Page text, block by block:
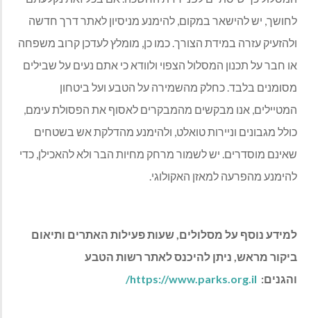
לחושך, יש להישאר במקום, להימנע מניסיון לאתר דרך חדשה
ולהזעיק עזרה במידת הצורך. כמו כן, מומלץ לעדכן קרוב משפחה
או חבר על תכנון המסלול הצפוי ולוודא כי אתם נעים על שבילים
מסומנים בלבד. כחלק מהשמירה על הטבע ועל ביטחון
המטיילים, אנו מבקשים מהמבקרים לאסוף את הפסולת עימם,
כולל מגבונים וניירות טואלט, ולהימנע מהדלקת אש בשטחים
שאינם מוסדרים. יש לשמור מרחק מחיות הבר ולא להאכילן, כדי
להימנע מהפרעה למאזן האקולוגי.
למידע נוסף על מסלולים, שעות פעילות האתרים ותיאום
ביקור מראש, ניתן להיכנס לאתר רשות הטבע
והגנים: https://www.parks.org.il/